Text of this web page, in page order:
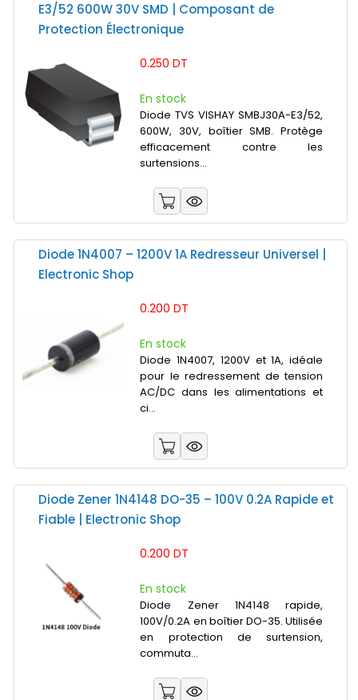
E3/52 600W 30V SMD | Composant de
Protection Électronique
0.250 DT
En stock
Diode TVS VISHAY SMBJ30A-E3/52,
600W, 30V, boîtier SMB. Protège
efficacement contre les
surtensions...
Diode 1N4007 – 1200V 1A Redresseur Universel |
Electronic Shop
0.200 DT
En stock
Diode 1N4007, 1200V et 1A, idéale
pour le redressement de tension
AC/DC dans les alimentations et
ci...
Diode Zener 1N4148 DO-35 – 100V 0.2A Rapide et
Fiable | Electronic Shop
0.200 DT
En stock
Diode Zener 1N4148 rapide,
100V/0.2A en boîtier DO-35. Utilisée
en protection de surtension,
commuta...